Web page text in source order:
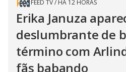
FEED TV/ HÁ 12 HORAS
Erika Januza
deslumbrante de
término com
fãs babando